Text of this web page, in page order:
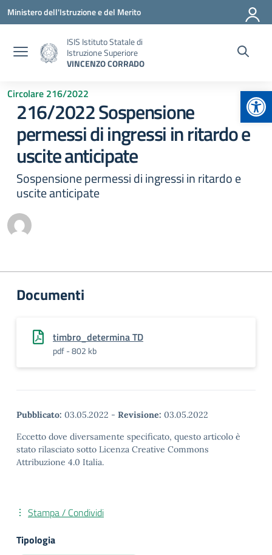
Vai ai contenuti
Vai al menu di navigazione
Vai al footer
Ministero dell'Istruzione e del Merito
ISIS Istituto Statale di
Istruzione Superiore
VINCENZO CORRADO
Circolare 216/2022
216/2022 Sospensione
permessi di ingressi in ritardo e
uscite anticipate
Sospensione permessi di ingressi in ritardo e
uscite anticipate
Documenti
timbro_determina TD
pdf - 802 kb
Pubblicato: 03.05.2022 - Revisione: 03.05.2022
Eccetto dove diversamente specificato, questo articolo è
stato rilasciato sotto Licenza Creative Commons
Attribuzione 4.0 Italia.
Stampa / Condividi
Tipologia